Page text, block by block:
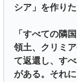
シア」を作り
「すべての隣
領土、クリミ
て返還し、す
がある。それ